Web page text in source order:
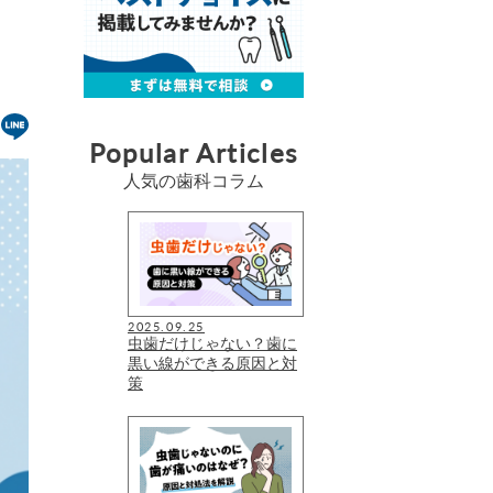
Popular Articles
人気の歯科コラム
2025.09.25
虫歯だけじゃない？歯に
黒い線ができる原因と対
策